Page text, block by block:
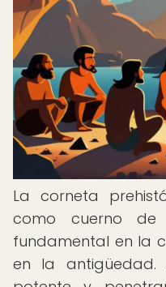
La corneta
como cuerno
fundamental en la
en la